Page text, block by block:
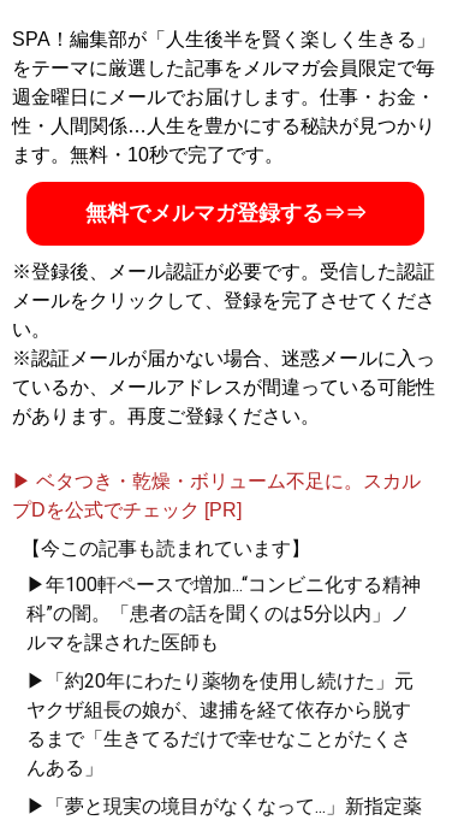
SPA！編集部が「人生後半を賢く楽しく生きる」
をテーマに厳選した記事をメルマガ会員限定で毎
週金曜日にメールでお届けします。仕事・お金・
性・人間関係…人生を豊かにする秘訣が見つかり
ます。無料・10秒で完了です。
無料でメルマガ登録する⇒⇒
※登録後、メール認証が必要です。受信した認証
メールをクリックして、登録を完了させてくださ
い。
※認証メールが届かない場合、迷惑メールに入っ
ているか、メールアドレスが間違っている可能性
があります。再度ご登録ください。
▶ ベタつき・乾燥・ボリューム不足に。スカル
プDを公式でチェック [PR]
【今この記事も読まれています】
▶年100軒ペースで増加...“コンビニ化する精神
科”の闇。「患者の話を聞くのは5分以内」ノ
ルマを課された医師も
▶「約20年にわたり薬物を使用し続けた」元
ヤクザ組長の娘が、逮捕を経て依存から脱す
るまで「生きてるだけで幸せなことがたくさ
んある」
▶「夢と現実の境目がなくなって...」新指定薬